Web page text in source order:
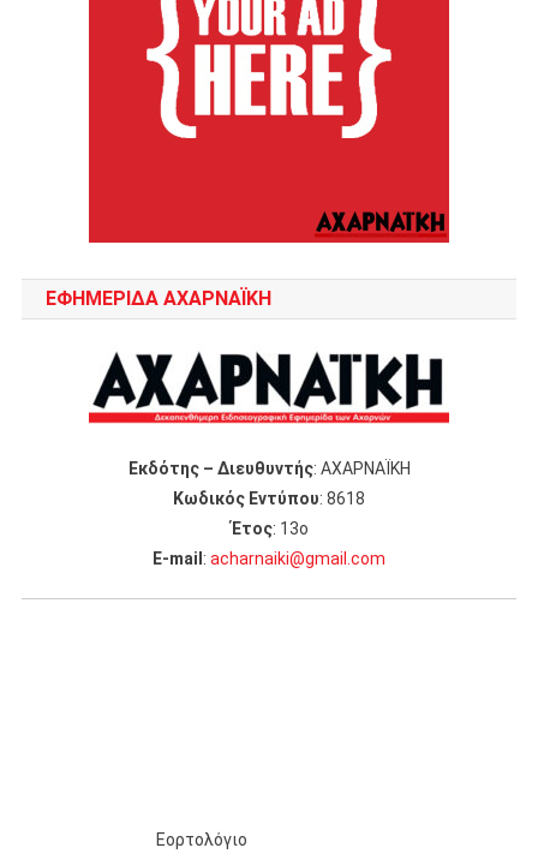
ΕΦΗΜΕΡΙΔΑ ΑΧΑΡΝΑΪΚΗ
Εκδότης – Διευθυντής: ΑΧΑΡΝΑΪΚΗ
Κωδικός Εντύπου: 8618
Έτος: 13ο
Ε-mail : acharnaiki@gmail.com
Εορτολόγιο